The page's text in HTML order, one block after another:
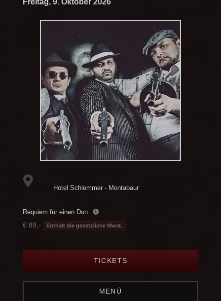
Freitag, 9. Oktober 2026
Hotel Schlemmer - Montabaur
Requiem für einen Don
€ 89,- Enthält die gesetzliche Mwst.
TICKETS
MENÜ